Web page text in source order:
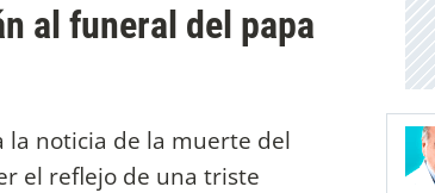
al funeral del papa
la noticia de la muerte del
el reflejo de una triste